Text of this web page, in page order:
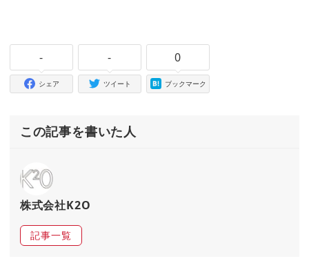
-
シェア
-
ツイート
0
ブックマーク
この記事を書いた人
株式会社K2O
記事一覧